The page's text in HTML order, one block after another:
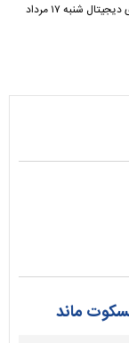
قیمت بیت کوین و ارز‌های دیجیتال شنبه ۱۷ مرداد
ماند